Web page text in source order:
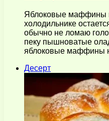
Яблоковые маффины
холодильнике
обычно не ломаю
пеку пышноватые
яблоковые маффины
Десерт